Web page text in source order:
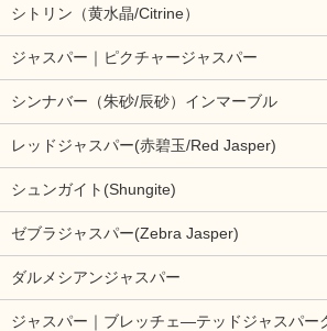
シトリン（黄水晶/Citrine）
ジャスパー｜ピクチャージャスパー
シンナバー（朱砂/辰砂）インマーブル
レッドジャスパー(赤碧玉/Red Jasper)
シュンガイト(Shungite)
ゼブラジャスパー(Zebra Jasper)
ダルメシアンジャスパー
ジャスパー｜ブレッチェ―テッドジャスパー